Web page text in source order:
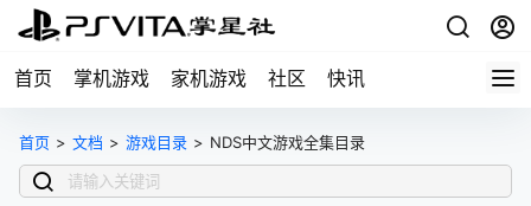
首页 掌机游戏 家机游戏 社区 快讯
首页 > 文档 > 游戏目录 > NDS中文游戏全集目录